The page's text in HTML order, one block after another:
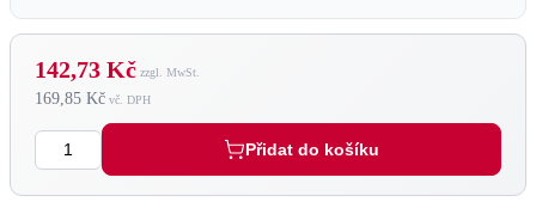
169,85 Kč
142,73 Kč
Množství
Přidat do košíku